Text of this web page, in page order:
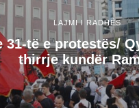
LAJMI I RADHËS
31-të e protestës/
thirrje kundër